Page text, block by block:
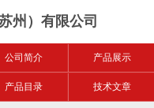
州）有限公司
公司简介 产品展示
产品目录 技术文章